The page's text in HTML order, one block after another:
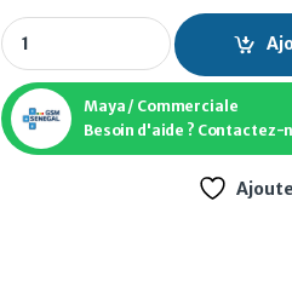
Console Nintendo Switch (modèle
Maya / Commerciale
Besoin d'aide ? Contactez-